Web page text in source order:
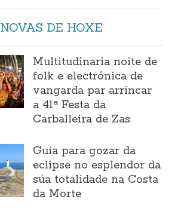
NOVAS DE HOXE
Multitudinaria noite de
folk e electrónica de
vangarda par arrincar
a 41ª Festa da
Carballeira de Zas
Guía para gozar da
eclipse no esplendor da
súa totalidade na Costa
da Morte